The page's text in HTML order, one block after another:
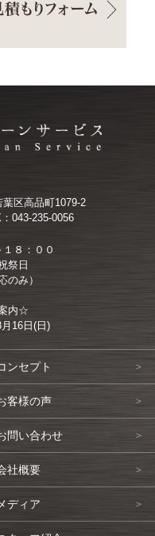
区高品町1079-2
：043-235-0056
８：００
祭日
のみ）
内☆
16日(日)
ンセプト
客様の声
問い合わせ
社概要
ディア